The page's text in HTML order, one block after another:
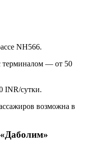
NH566.
терминалом — от 50
INR/сутки.
возможна в
«Даболим»